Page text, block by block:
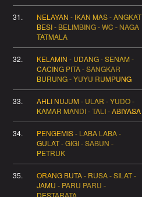
31.
NELAYAN - IKAN MAS - ANGKAT
BESI - BELIMBING - WC - NAGA
TATMALA
32.
KELAMIN - UDANG - SENAM -
CACING PITA - SANGKAR
BURUNG - YUYU RUMPUNG
33.
AHLI NUJUM - ULAR - YUDO -
KAMAR MANDI - TALI - ABIYASA
34.
PENGEMIS - LABA LABA -
GULAT - GIGI - SABUN -
PETRUK
35.
ORANG BUTA - RUSA - SILAT -
JAMU - PARU PARU -
DESTARATA